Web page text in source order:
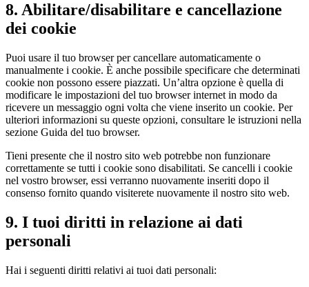
8. Abilitare/disabilitare e cancellazione
dei cookie
Puoi usare il tuo browser per cancellare automaticamente o
manualmente i cookie. È anche possibile specificare che determinati
cookie non possono essere piazzati. Un’altra opzione è quella di
modificare le impostazioni del tuo browser internet in modo da
ricevere un messaggio ogni volta che viene inserito un cookie. Per
ulteriori informazioni su queste opzioni, consultare le istruzioni nella
sezione Guida del tuo browser.
Tieni presente che il nostro sito web potrebbe non funzionare
correttamente se tutti i cookie sono disabilitati. Se cancelli i cookie
nel vostro browser, essi verranno nuovamente inseriti dopo il
consenso fornito quando visiterete nuovamente il nostro sito web.
9. I tuoi diritti in relazione ai dati
personali
Hai i seguenti diritti relativi ai tuoi dati personali: